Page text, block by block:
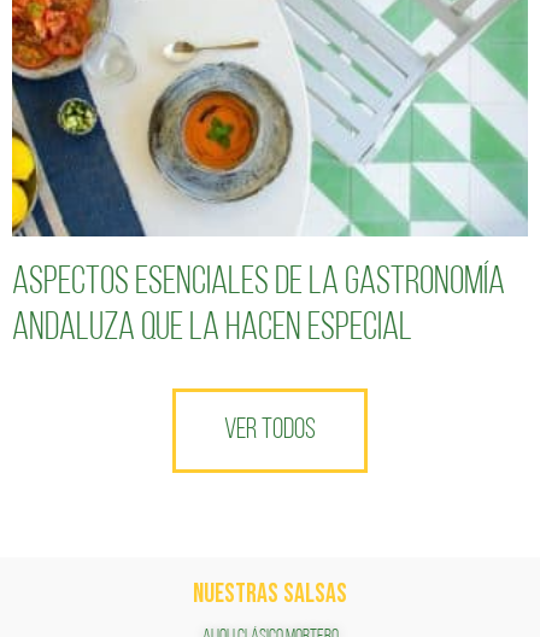
Aspectos esenciales de la gastronomía
andaluza que la hacen especial
VER TODOS
NUESTRAS SALSAS